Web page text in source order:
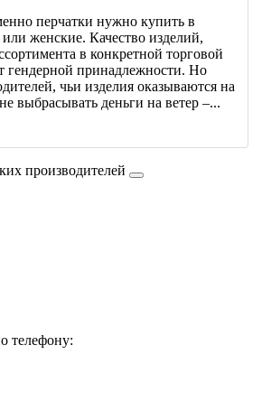
перчатки нужно купить в
женские. Качество изделий,
в конкретной торговой
гендерной принадлежности. Но
чьи изделия оказываются на
выбрасывать деньги на ветер –...
телефону: